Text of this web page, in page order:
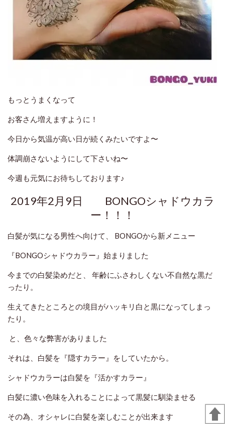
もっとうまくなって
お客さん増えますように！
今日から気温が高い日が続くみたいですよ〜
体調崩さないようにして下さいね〜
今週も元気にお待ちしております♪
2019年2月9日 BONGOシャドウカラ
ー！！！
白髪が気になる男性へ向けて、 BONGOから新メニュー
『BONGOシャドウカラー』始まりました
今までの白髪染めだと、 年齢にふさわしくない不自然な黒だ
ったり。
生えてきたところとの境目がハッキリ白と黒になってしまっ
たり。
と、色々な弊害がありました
それは、白髪を『隠すカラー』をしていたから。
シャドウカラーは白髪を『活かすカラー』
白髪に濃い色味を入れることによって黒髪に馴染ませる
その為、オシャレに白髪を楽しむことが出来ます